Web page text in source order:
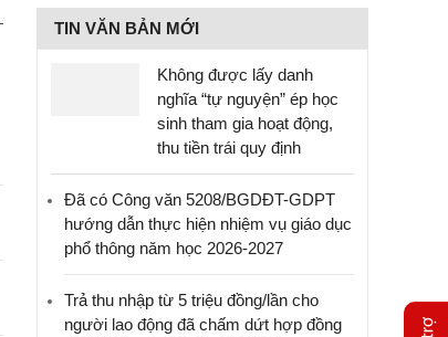
TIN VĂN BẢN MỚI
Không được lấy danh
nghĩa “tự nguyện” ép học
sinh tham gia hoạt động,
thu tiền trái quy định
Đã có Công văn 5208/BGDĐT-GDPT
hướng dẫn thực hiện nhiệm vụ giáo dục
phổ thông năm học 2026-2027
Trả thu nhập từ 5 triệu đồng/lần cho
người lao động đã chấm dứt hợp đồng